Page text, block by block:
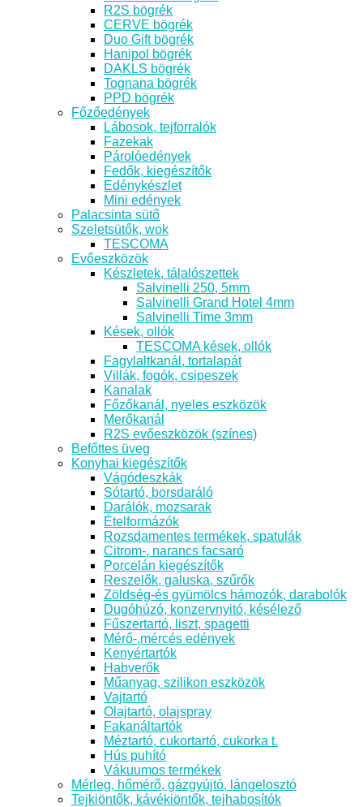
R2S bögrék
CERVE bögrék
Duo Gift bögrék
Hanipol bögrék
DAKLS bögrék
Tognana bögrék
PPD bögrék
Főzőedények
Lábosok, tejforralók
Fazekak
Párolóedények
Fedők, kiegészítők
Edénykészlet
Mini edények
Palacsinta sütő
Szeletsütők, wok
TESCOMA
Evőeszközök
Készletek, tálalószettek
Salvinelli 250, 5mm
Salvinelli Grand Hotel 4mm
Salvinelli Time 3mm
Kések, ollók
TESCOMA kések, ollók
Fagylaltkanál, tortalapát
Villák, fogók, csipeszek
Kanalak
Főzőkanál, nyeles eszközök
Merőkanál
R2S evőeszközök (színes)
Befőttes üveg
Konyhai kiegészítők
Vágódeszkák
Sótartó, borsdaráló
Darálók, mozsarak
Ételformázók
Rozsdamentes termékek, spatulák
Citrom-, narancs facsaró
Porcelán kiegészítők
Reszelők, galuska, szűrők
Zöldség-és gyümölcs hámozók, darabolók
Dugóhúzó, konzervnyitó, késélező
Fűszertartó, liszt, spagetti
Mérő-,mércés edények
Kenyértartók
Habverők
Műanyag, szilikon eszközök
Vajtartó
Olajtartó, olajspray
Fakanáltartók
Méztartó, cukortartó, cukorka t.
Hús puhító
Vákuumos termékek
Mérleg, hőmérő, gázgyújtó, lángelosztó
Tejkiöntők, kávékiöntők, tejhabosítók